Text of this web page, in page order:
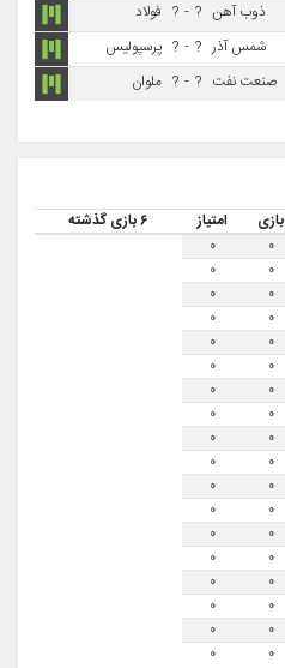
ذوب آهن ?
-
? فولاد
شمس آذر ?
-
? پرسپولیس
صنعت نفت ?
-
? ملوان
بازی امتیاز
۶ بازی گذشته
۰
۰
۰
۰
۰
۰
۰
۰
۰
۰
۰
۰
۰
۰
۰
۰
۰
۰
۰
۰
۰
۰
۰
۰
۰
۰
۰
۰
۰
۰
۰
۰
۰
۰
۰ ۰